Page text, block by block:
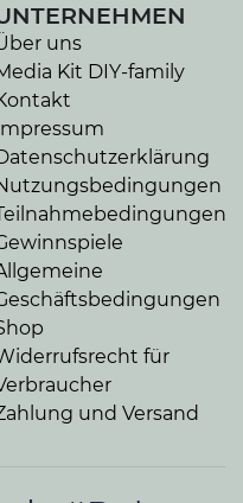
uns
Kit DIY-family
für
und Versand